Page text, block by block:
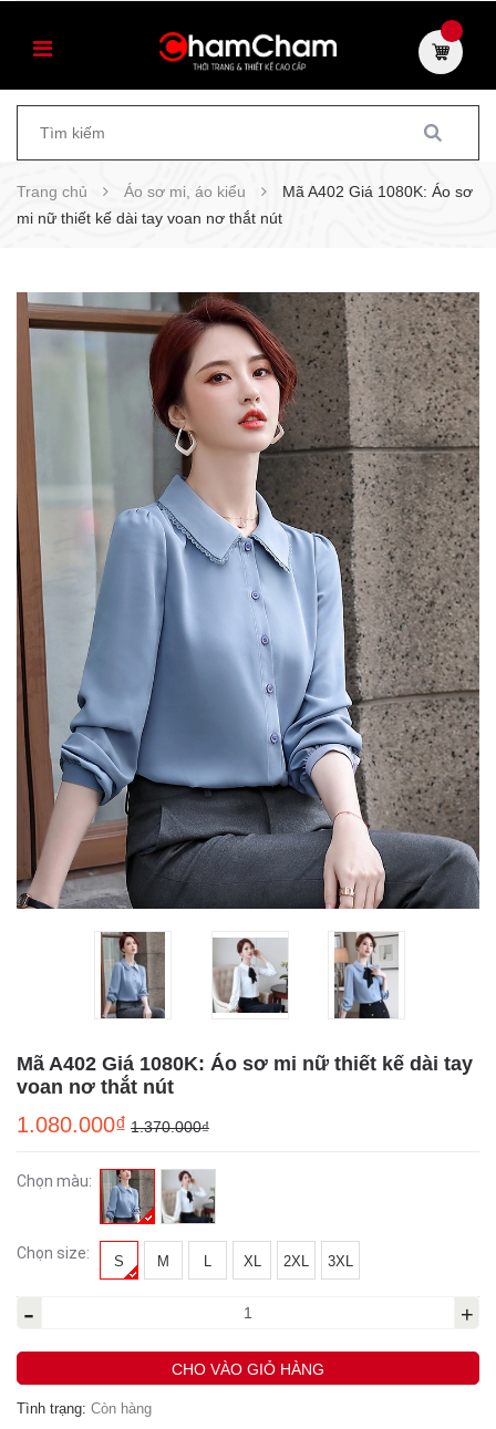
Trang chủ Áo sơ mi, áo kiểu
Mã A402 Giá 1080K: Áo sơ
mi nữ thiết kế dài tay voan nơ thắt nút
Mã A402 Giá 1080K: Áo sơ mi nữ thiết kế dài tay
voan nơ thắt nút
1.080.000₫ 1.370.000₫
Chọn màu:
Chọn size: S M L XL 2XL 3XL
- +
CHO VÀO GIỎ HÀNG
Tình trạng: Còn hàng